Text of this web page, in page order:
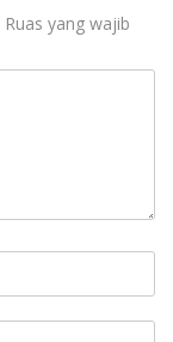
Ruas yang wajib